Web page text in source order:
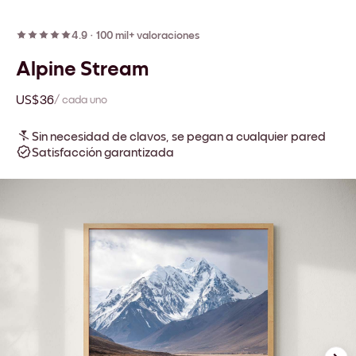
4.9 · 100 mil+ valoraciones
Alpine Stream
US$36/ cada uno
Sin necesidad de clavos, se pegan a cualquier pared
Satisfacción garantizada